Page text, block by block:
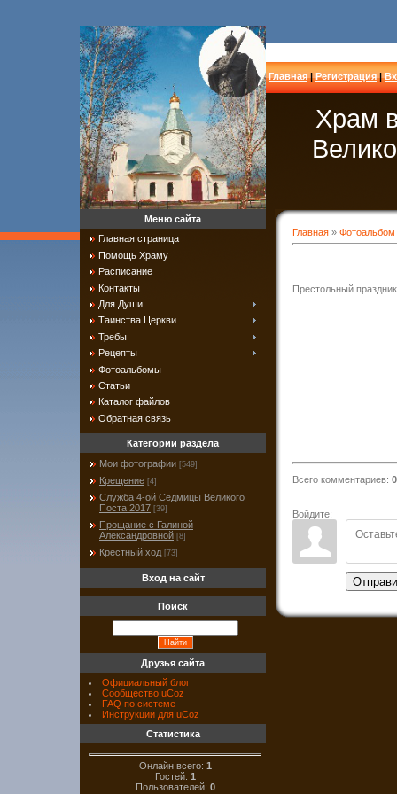
Главная|Регистрация|
Храм
Главная » Фотоальбом
Престольный
Всего комментариев: 0
Войдите:
Меню сайта
Главная страница
Помощь Храму
Расписание
Контакты
Для Души
Таинства Церкви
Требы
Рецепты
Фотоальбомы
Статьи
Каталог файлов
Обратная связь
Категории раздела
Мои фотографии [549]
Крещение [4]
Служба 4-ой Седмицы Великого
Поста 2017 [39]
Прощание с Галиной
Александровной [8]
Крестный ход [73]
Вход на сайт
Поиск
Друзья сайта
Официальный блог
Сообщество uCoz
FAQ по системе
Инструкции для uCoz
Статистика
Онлайн всего: 1
Гостей: 1
Пользователей: 0